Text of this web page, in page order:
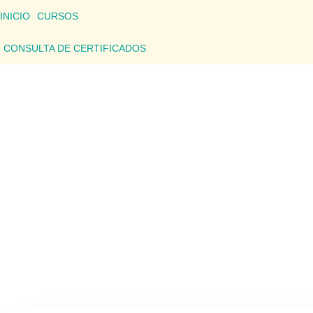
INICIO CURSOS
CONSULTA DE CERTIFICADOS